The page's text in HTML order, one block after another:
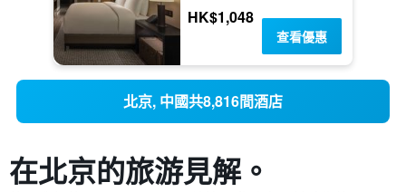
HK$1,048
查看優惠
北京, 中國共8,816間酒店
在北京​的旅游見解。